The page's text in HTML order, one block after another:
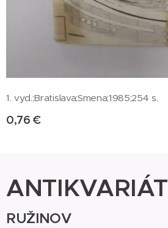
1. vyd.;Bratislava;Smena;1985;254 s.
0,76 €
ANTIKVARIÁT
RUŽINOV